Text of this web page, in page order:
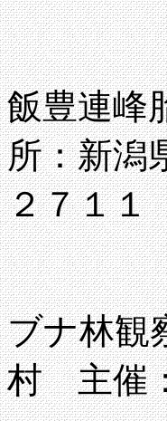
飯豊連
所：新潟
２７１１
ブナ林
村 主催